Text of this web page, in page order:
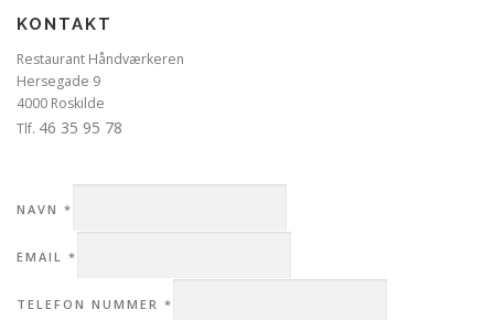
KONTAKT
Restaurant Håndværkeren
Hersegade 9
4000 Roskilde
Tlf. 46 35 95 78
NAVN *
EMAIL *
TELEFON NUMMER *